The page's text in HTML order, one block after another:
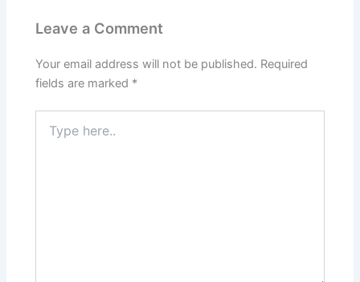
Leave a Comment
Your email address will not be published. Required
fields are marked *
here..